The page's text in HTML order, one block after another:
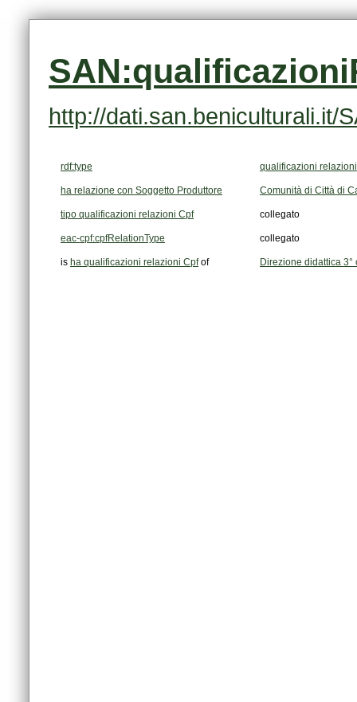
http://dati.san.beniculturali.it/
rdf:type qualificazioni
ha relazione con Soggetto Produttore Comunità di Città di
tipo qualificazioni relazioni Cpf collegato
eac-cpf:cpfRelationType collegato
is ha qualificazioni relazioni Cpfof Direzione didattica